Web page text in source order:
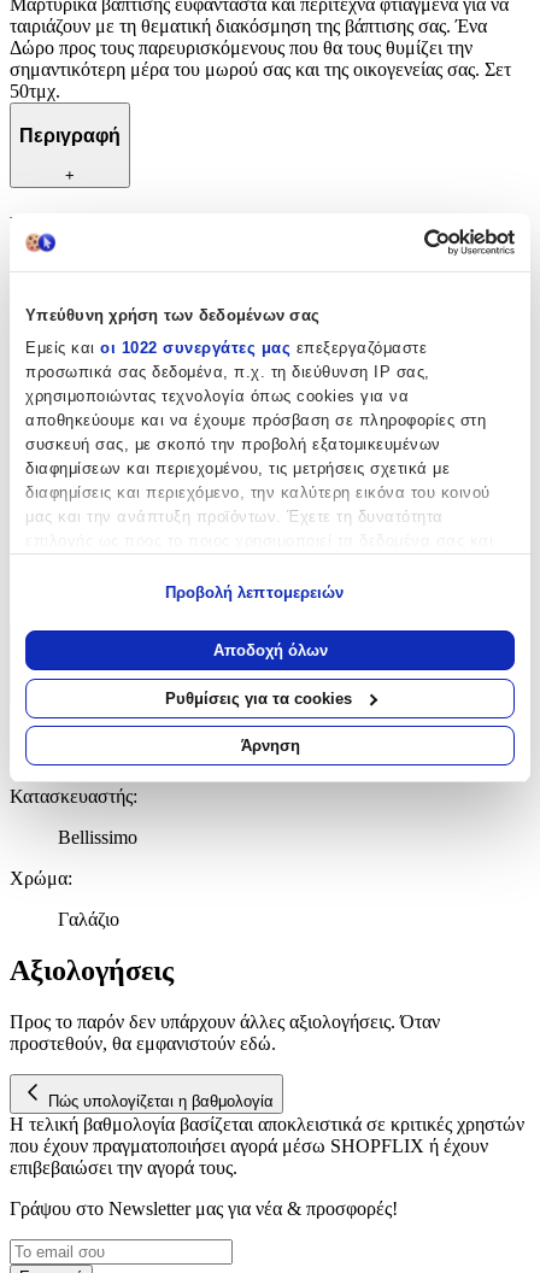
Υπεύθυνη χρήση των δεδομένων σας
Εμείς και οι 1022 συνεργάτες μας επεξεργαζόμαστε
προσωπικά σας δεδομένα, π.χ. τη διεύθυνση IP σας,
χρησιμοποιώντας τεχνολογία όπως cookies για να
αποθηκεύουμε και να έχουμε πρόσβαση σε πληροφορίες στη
συσκευή σας, με σκοπό την προβολή εξατομικευμένων
διαφημίσεων και περιεχομένου, τις μετρήσεις σχετικά με
διαφημίσεις και περιεχόμενο, την καλύτερη εικόνα του κοινού
μας και την ανάπτυξη προϊόντων. Έχετε τη δυνατότητα
Να συλλέξουμε πληροφορίες σχετικά με τη γεωγραφική
σας τοποθεσία, οι οποίες μπορεί να είναι ακριβείς σε
απόσταση μερικών μέτρων
Να αναγνωρίσουμε τη συσκευή σας σαρώνοντας ενεργά
για συγκεκριμένα χαρακτηριστικά (δακτυλικό αποτύπωμα)
Μάθετε περισσότερα σχετικά με τον τρόπο επεξεργασίας των
προσωπικών σας δεδομένων και καθορίστε τις προτιμήσεις σας
ανακαλέσετε τη συγκατάθεσή σας ανά πάσα στιγμή από τη
Χρησιμοποιούμε cookies ώστε η τοποθεσία μας να λειτουργεί
σωστά, να εξατομικεύουμε περιεχόμενο και διαφημίσεις, να
παρέχουμε λειτουργίες μέσων κοινωνικής δικτύωσης και να
αναλύουμε την κυκλοφορία μας. Εμείς και οι 1022 συνεργάτες
διεύθυνση IP σας, χρησιμοποιώντας τεχνολογία όπως cookies
για να αποθηκεύουμε και να έχουμε πρόσβαση σε πληροφορίες
στη συσκευή σας, με σκοπό την προβολή εξατομικευμένων
διαφημίσεων και περιεχομένου, τις μετρήσεις σχετικά με
διαφημίσεις και περιεχόμενο, την καλύτερη εικόνα του κοινού
μας και την ανάπτυξη προϊόντων. Επίσης, κοινοποιούμε
πληροφορίες σχετικά με την από μέρους σας χρήση της
τοποθεσίας μας στους συνεργάτες μέσων κοινωνικής
δικτύωσης, διαφημίσεων και ανάλυσης.
Προβολή λεπτομερειών
Αποδοχή όλων
Ρυθμίσεις για τα cookies
Άρνηση
Μαρτυρικά βάπτισης ευφάνταστα και περίτεχνα φτιαγμένα για να
ταιριάζουν με τη θεματική διακόσμηση της βάπτισης σας. Ένα
Δώρο προς τους παρευρισκόμενους που θα τους θυμίζει την
σημαντικότερη μέρα του μωρού σας και της οικογενείας σας. Σετ
50τμχ.
Περιγραφή
+
Περιγραφή
Μαρτυρικά βάπτισης ευφάνταστα και περίτεχνα φτιαγμένα για να
Δώρο προς τους παρευρισκόμενους που θα τους θυμίζει την
σημαντικότερη μέρα του μωρού σας και της οικογενείας σας. Σετ
50τμχ.
Χαρακτηριστικά
Κατασκευαστής:
Bellissimo
Χρώμα:
Κατασκευαστής:
Bellissimo
Χρώμα:
Γαλάζιο
Αξιολογήσεις
Προς το παρόν δεν υπάρχουν άλλες αξιολογήσεις. Όταν
προστεθούν, θα εμφανιστούν εδώ.
Πώς υπολογίζεται η βαθμολογία
Η τελική βαθμολογία βασίζεται αποκλειστικά σε κριτικές χρηστών
που έχουν πραγματοποιήσει αγορά μέσω SHOPFLIX ή έχουν
επιβεβαιώσει την αγορά τους.
Γράψου στο Νewsletter μας για νέα & προσφορές!